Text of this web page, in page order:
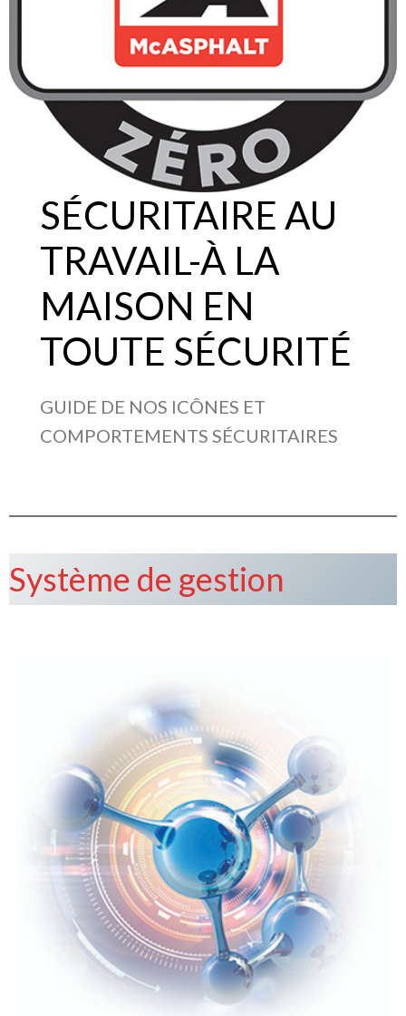
SÉCURITAIRE AU
TRAVAIL-À LA
MAISON EN
TOUTE SÉCURITÉ
GUIDE DE NOS ICÔNES ET
COMPORTEMENTS SÉCURITAIRES
Système de gestion